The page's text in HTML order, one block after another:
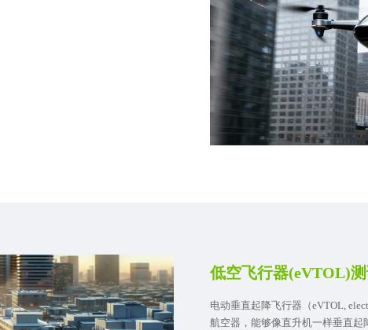
低空飞行器(eVTOL)
电动垂直起降飞行器（eVTOL,
航空器，能够像直升机一样垂直